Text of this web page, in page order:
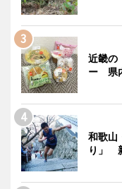
近畿の
ー 県
和歌山
り」